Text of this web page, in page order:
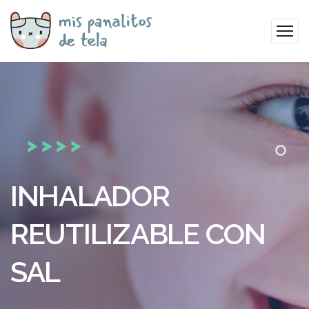
INHALADOR
REUTILIZABLE CON
SAL